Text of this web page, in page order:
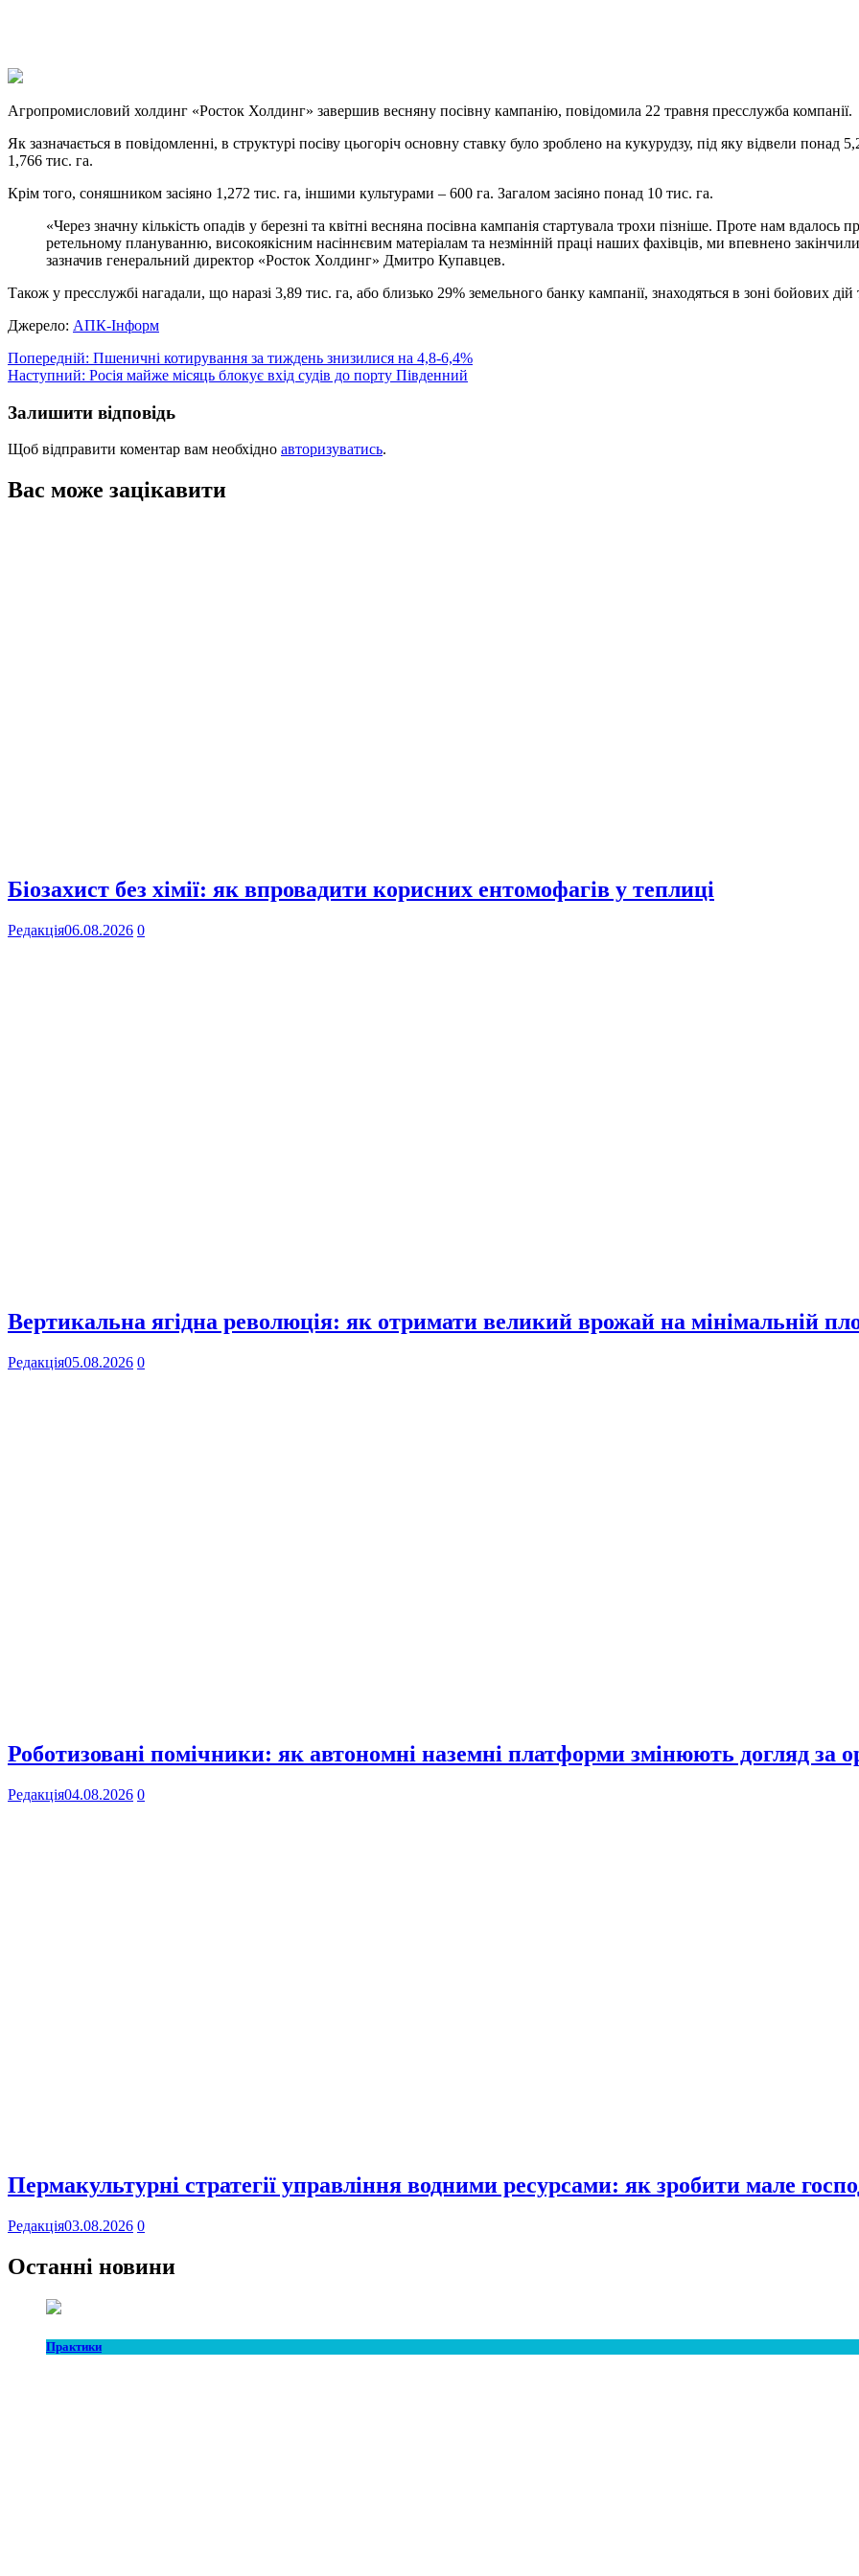
Link
Print
Агропромисловий холдинг «Росток Холдинг» завершив весняну посівну кампанію, повідомила 22 травня пресслужба компанії.
Як зазначається в повідомленні, в структурі посіву цьогоріч основну ставку було зроблено на кукурудзу, під яку відвели
1,766 тис. га.
Крім того, соняшником засіяно 1,272 тис. га, іншими культурами – 600 га. Загалом засіяно понад 10 тис. га.
«Через значну кількість опадів у березні та квітні весняна посівна кампанія стартувала трохи пізніше. Проте нам
ретельному плануванню, високоякісним насіннєвим матеріалам та незмінній праці наших фахівців, ми впевнено
зазначив генеральний директор «Росток Холдинг» Дмитро Купавцев.
Також у пресслужбі нагадали, що наразі 3,89 тис. га, або близько 29% земельного банку кампанії, знаходяться в зоні бойових дій
Джерело: АПК-Інформ
Навігація
записів
Попередній: Пшеничні котирування за тиждень знизилися на 4,8-6,4%
Наступний: Росія майже місяць блокує вхід судів до порту Південний
Залишити відповідь
Щоб відправити коментар вам необхідно авторизуватись.
Вас може зацікавити
Біозахист без хімії: як впровадити корисних ентомофагів у теплиці
Редакція06.08.2026 0
Вертикальна ягідна революція: як отримати великий врожай на мінімальній
Редакція05.08.2026 0
Роботизовані помічники: як автономні наземні платформи змінюють догляд за
Редакція04.08.2026 0
Пермакультурні стратегії управління водними ресурсами: як зробити мале
Редакція03.08.2026 0
Останні новини
Практики